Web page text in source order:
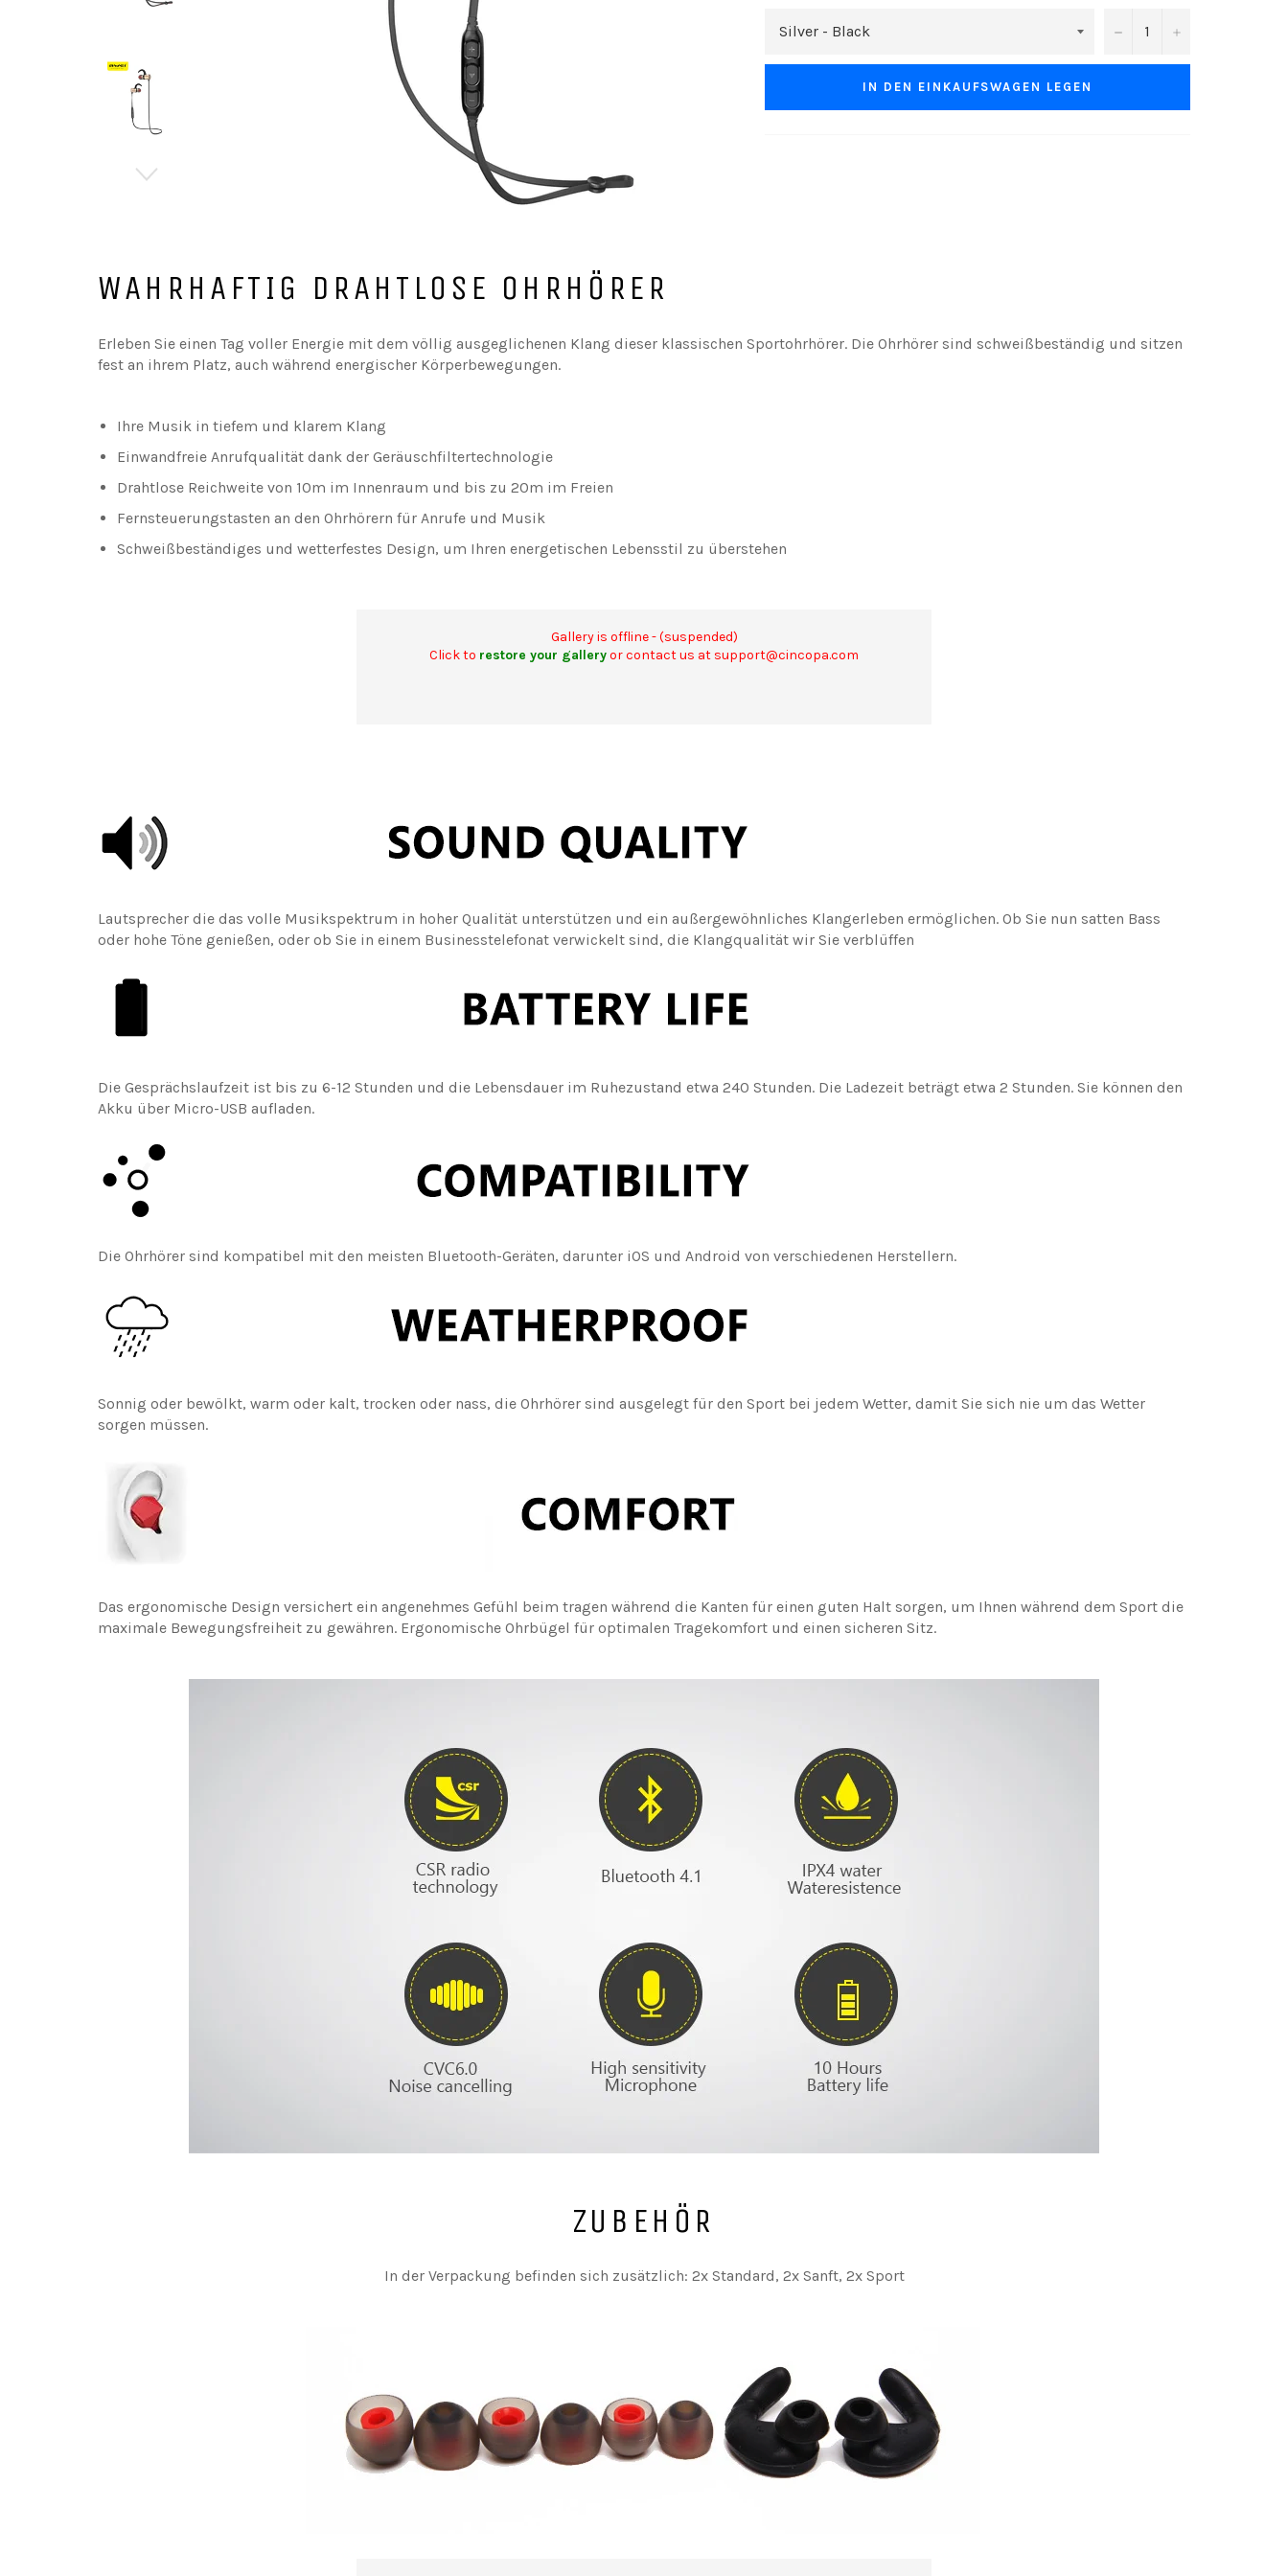
− +
IN DEN EINKAUFSWAGEN LEGEN
WAHRHAFTIG DRAHTLOSE OHRHÖRER
Erleben Sie einen Tag voller Energie mit dem völlig ausgeglichenen Klang dieser klassischen Sportohrhörer. Die Ohrhörer sind schweißbeständig und sitzen
fest an ihrem Platz, auch während energischer Körperbewegungen.
Ihre Musik in tiefem und klarem Klang
Einwandfreie Anrufqualität dank der Geräuschfiltertechnologie
Drahtlose Reichweite von 10m im Innenraum und bis zu 20m im Freien
Fernsteuerungstasten an den Ohrhörern für Anrufe und Musik
Schweißbeständiges und wetterfestes Design, um Ihren energetischen Lebensstil zu überstehen
Gallery is offline - (suspended)
Click to restore your galleryor contact us at support@cincopa.com
Lautsprecher die das volle Musikspektrum in hoher Qualität unterstützen und ein außergewöhnliches Klangerleben ermöglichen. Ob Sie nun satten Bass
oder hohe Töne genießen, oder ob Sie in einem Businesstelefonat verwickelt sind, die Klangqualität wir Sie verblüffen
Die Gesprächslaufzeit ist bis zu 6-12 Stunden und die Lebensdauer im Ruhezustand etwa 240 Stunden. Die Ladezeit beträgt etwa 2 Stunden. Sie können den
Akku über Micro-USB aufladen.
Die Ohrhörer sind kompatibel mit den meisten Bluetooth-Geräten, darunter iOS und Android von verschiedenen Herstellern.
Sonnig oder bewölkt, warm oder kalt, trocken oder nass, die Ohrhörer sind ausgelegt für den Sport bei jedem Wetter, damit Sie sich nie um das Wetter
sorgen müssen.
Das ergonomische Design versichert ein angenehmes Gefühl beim tragen während die Kanten für einen guten Halt sorgen, um Ihnen während dem Sport die
maximale Bewegungsfreiheit zu gewähren. Ergonomische Ohrbügel für optimalen Tragekomfort und einen sicheren Sitz.
ZUBEHÖR
In der Verpackung befinden sich zusätzlich: 2x Standard, 2x Sanft, 2x Sport